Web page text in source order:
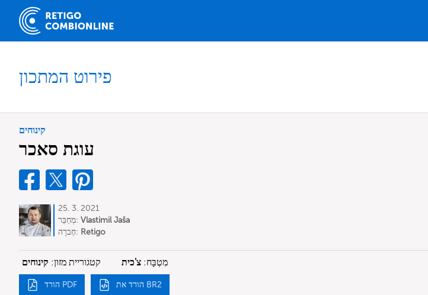
פירוט המתכון
קינוחים
עוגת סאכר
25. 3. 2021
מְחַבֵּר: Vlastimil Jaša
חֶברָה: Retigo
קטגוריית מזון: קינוחים מִטְבָּח: צ'כית
הורד PDF הורד את BR2